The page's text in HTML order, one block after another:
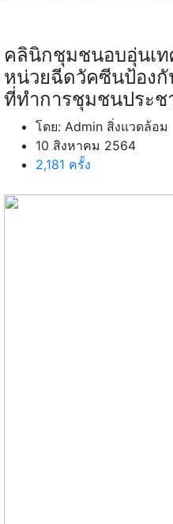
คลินิกชุมชนอบอุ่นเ
หน่วยฉีดวัคซีนป้อง
ที่ทำการชุมชนประช
โดย: Admin สิ่งแวดล้อม
10 สิงหาคม 2564
2,181 ครั้ง